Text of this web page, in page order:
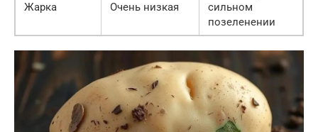
Жарка Очень низкая
сильном
позеленении